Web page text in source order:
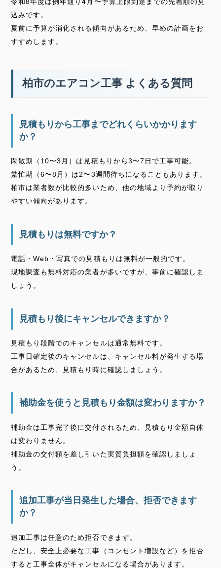
込みです。
夏前に予算が消化される傾向があるため、早めの計画をお
すすめします。
柏市のエアコン工事 よくある質問
見積もりから工事までどれくらいかかります
か？
閑散期（10〜3月）は見積もりから3〜7日で工事可能。
繁忙期（6〜8月）は2〜3週間待ちになることもあります。
柏市は業者数が比較的多いため、他の地域より予約が取り
やすい傾向があります。
見積もりは無料ですか？
電話・Web・写真での見積もりは無料が一般的です。
現地調査も無料対応の業者が多いですが、事前に確認しま
しょう。
見積もり後にキャンセルできますか？
見積もり段階でのキャンセルは通常無料です。
工事日確定後のキャンセルは、キャンセル料が発生する場
合があるため、見積もり時に確認しましょう。
補助金を使うと見積もり金額は変わりますか？
補助金は工事完了後に交付されるため、見積もり金額自体
は変わりません。
補助金の交付額を差し引いた実質負担額を確認しましょ
う。
追加工事が当日発生した場合、拒否できます
か？
追加工事は任意のため拒否できます。
ただし、安全上必要な工事（コンセント増設など）を拒否
すると工事全体がキャンセルになる場合があります。